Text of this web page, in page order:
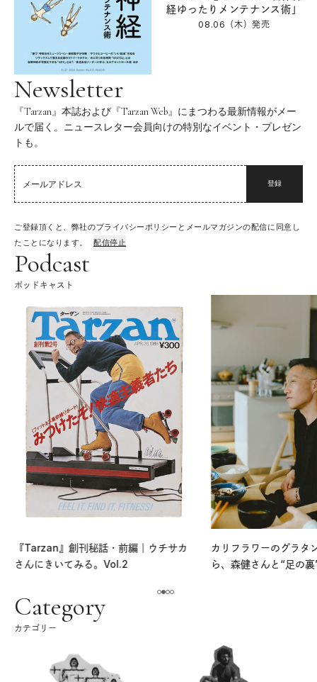
経ゆったりメンテナンス術」
08.06（木）発売
Newsletter
『Tarzan』本誌および『Tarzan Web』にまつわる最新情報がメー
ルで届く。ニュースレター会員向けの特別なイベント・プレゼン
トも。
登録
ご登録頂くと、弊社のプライバシーポリシーとメールマガジンの配信に同意し
たことになります。
配信停止
Podcast
ポッドキャスト
『Tarzan』創刊秘話・前編｜ウチサカ
さんにきいてみる。Vol.2
カリフラワーのグラタ
ら、森健さんと“足の
Category
カテゴリー